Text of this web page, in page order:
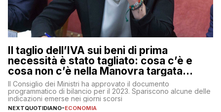
Il taglio dell’IVA sui beni di prima
necessità è stato tagliato: cosa c’è e
cosa non c’è nella Manovra targata
Meloni
Il Consiglio dei Ministri ha approvato il documento
programmatico di bilancio per il 2023. Spariscono alcune delle
indicazioni emerse nei giorni scorsi
NEXTQUOTIDIANO-ECONOMIA